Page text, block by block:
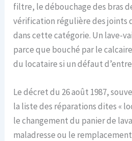
filtre, le débouchage des bras
vérification régulière des joints
dans cette catégorie. Un lave-
parce que bouché par le
du locataire si un défaut
Le décret du 26 août 1987,
la liste des réparations dites «
le changement du panier de
maladresse ou le